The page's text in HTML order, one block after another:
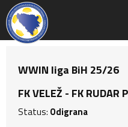
WWIN liga BiH 25/26
FK VELEŽ - FK RUDAR
Status: Odigrana